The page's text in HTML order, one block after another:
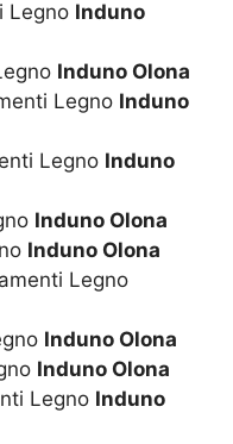
Legno Induno
Induno Olona
Legno Induno
Legno Induno
Induno Olona
Induno Olona
Legno
Induno Olona
Induno Olona
Legno Induno